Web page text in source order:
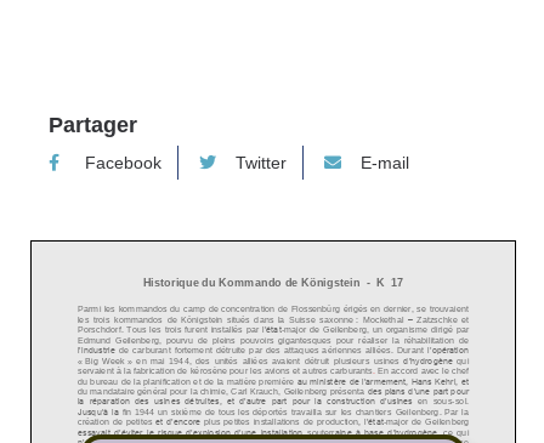
Partager
Facebook Twitter E-mail